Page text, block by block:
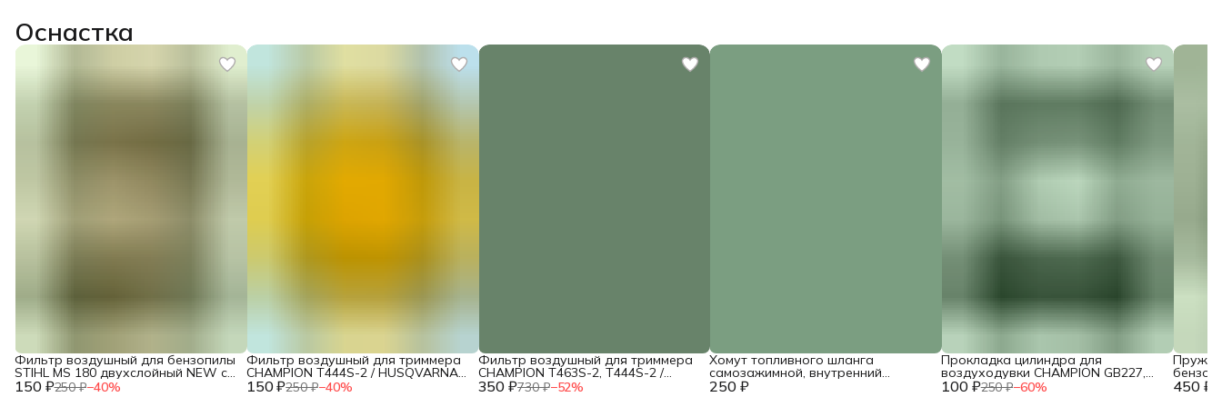
Оснастка
150 ₽250 ₽−40%
Фильтр воздушный для бензопилы
STIHL MS 180 двухслойный NEW c
10.2014 / IGP 1300124 150 ₽250 ₽−40%
Фильтр воздушный для триммера
CHAMPION T444S-2 / HUSQVARNA
143R (поролон) / 2120015260 350 ₽730 ₽−52%
Фильтр воздушный для триммера
CHAMPION T463S-2, T444S-2 /
HUSQVARNA 143R (фетр) / 250 ₽
Хомут топливного шланга
самозажимной, внутренний
диаметр 8мм (2шт) / 3200-5-9 100 ₽250 ₽−60%
Прокладка цилиндра для
воздуходувки CHAMPION GB227,
GBV327S / 027112710 450 ₽
CP350-